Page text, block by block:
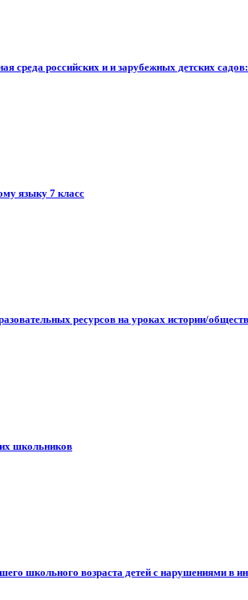
среда российских и и зарубежных детских
языку 7 класс
ресурсов на уроках истории/
школьников
школьного возраста детей с нарушениями в